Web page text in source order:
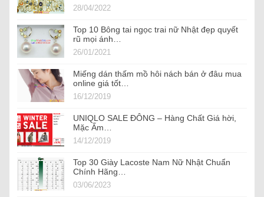
28/04/2022
Top 10 Bông tai ngọc trai nữ Nhật đẹp quyết
rũ mọi ánh…
26/01/2021
Miếng dán thấm mồ hôi nách bán ở đâu mua
online giá tốt…
16/12/2019
UNIQLO SALE ĐÔNG – Hàng Chất Giá hời,
Mặc Ấm…
14/12/2019
Top 30 Giày Lacoste Nam Nữ Nhật Chuẩn
Chính Hãng…
03/06/2023